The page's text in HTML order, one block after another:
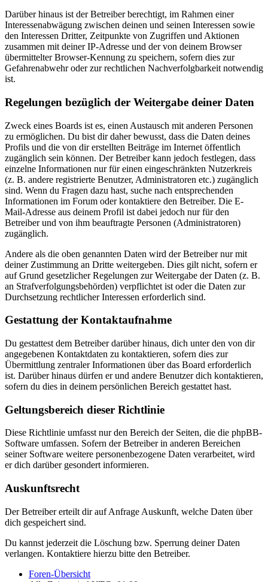
Darüber hinaus ist der Betreiber berechtigt, im Rahmen einer
Interessenabwägung zwischen deinen und seinen Interessen sowie
den Interessen Dritter, Zeitpunkte von Zugriffen und Aktionen
zusammen mit deiner IP-Adresse und der von deinem Browser
übermittelter Browser-Kennung zu speichern, sofern dies zur
Gefahrenabwehr oder zur rechtlichen Nachverfolgbarkeit notwendig
ist.
Regelungen bezüglich der Weitergabe deiner Daten
Zweck eines Boards ist es, einen Austausch mit anderen Personen
zu ermöglichen. Du bist dir daher bewusst, dass die Daten deines
Profils und die von dir erstellten Beiträge im Internet öffentlich
zugänglich sein können. Der Betreiber kann jedoch festlegen, dass
einzelne Informationen nur für einen eingeschränkten Nutzerkreis
(z. B. andere registrierte Benutzer, Administratoren etc.) zugänglich
sind. Wenn du Fragen dazu hast, suche nach entsprechenden
Informationen im Forum oder kontaktiere den Betreiber. Die E-
Mail-Adresse aus deinem Profil ist dabei jedoch nur für den
Betreiber und von ihm beauftragte Personen (Administratoren)
zugänglich.
Andere als die oben genannten Daten wird der Betreiber nur mit
deiner Zustimmung an Dritte weitergeben. Dies gilt nicht, sofern er
auf Grund gesetzlicher Regelungen zur Weitergabe der Daten (z. B.
an Strafverfolgungsbehörden) verpflichtet ist oder die Daten zur
Durchsetzung rechtlicher Interessen erforderlich sind.
Gestattung der Kontaktaufnahme
Du gestattest dem Betreiber darüber hinaus, dich unter den von dir
angegebenen Kontaktdaten zu kontaktieren, sofern dies zur
Übermittlung zentraler Informationen über das Board erforderlich
ist. Darüber hinaus dürfen er und andere Benutzer dich kontaktieren,
sofern du dies in deinem persönlichen Bereich gestattet hast.
Geltungsbereich dieser Richtlinie
Diese Richtlinie umfasst nur den Bereich der Seiten, die die phpBB-
Software umfassen. Sofern der Betreiber in anderen Bereichen
seiner Software weitere personenbezogene Daten verarbeitet, wird
er dich darüber gesondert informieren.
Auskunftsrecht
Der Betreiber erteilt dir auf Anfrage Auskunft, welche Daten über
dich gespeichert sind.
Du kannst jederzeit die Löschung bzw. Sperrung deiner Daten
verlangen. Kontaktiere hierzu bitte den Betreiber.
Foren-Übersicht